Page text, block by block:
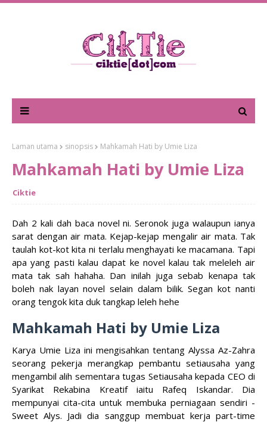
Laman utama sinopsis Mahkamah Hati by Umie Liza
Mahkamah Hati by Umie Liza
Ciktie
Dah 2 kali dah baca novel ni. Seronok juga walaupun ianya
sarat dengan air mata. Kejap-kejap mengalir air mata. Tak
taulah kot-kot kita ni terlalu menghayati ke macamana. Tapi
apa yang pasti kalau dapat ke novel kalau tak meleleh air
mata tak sah hahaha. Dan inilah juga sebab kenapa tak
boleh nak layan novel selain dalam bilik. Segan kot nanti
orang tengok kita duk tangkap leleh hehe
Mahkamah Hati by Umie Liza
Karya Umie Liza ini mengisahkan tentang Alyssa Az-Zahra
seorang pekerja merangkap pembantu setiausaha yang
mengambil alih sementara tugas Setiausaha kepada CEO di
Syarikat Rekabina Kreatif iaitu Rafeq Iskandar. Dia
mempunyai cita-cita untuk membuka perniagaan sendiri -
Sweet Alys. Jadi dia sanggup membuat kerja part-time